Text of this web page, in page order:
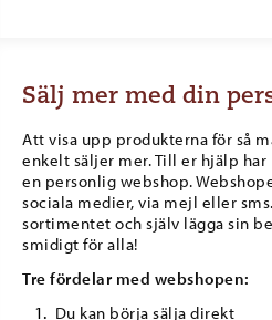
Sälj mer med din
Att visa upp produkterna för så
enkelt säljer mer. Till er hjälp
en personlig webshop.
sociala medier, via mejl eller
sortimentet och själv lägga sin
smidigt för alla!
Tre fördelar med webshopen:
Du kan börja sälja direkt